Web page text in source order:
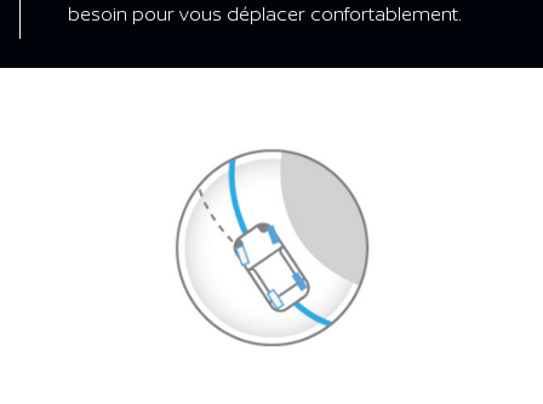
besoin pour vous déplacer confortablement.